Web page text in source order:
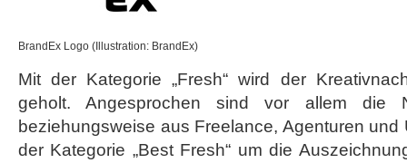
BrandEx Logo (Illustration: BrandEx)
Mit der Kategorie „Fresh“ wird der
geholt. Angesprochen sind vor allem die
beziehungsweise aus Freelance, Agenturen
der Kategorie „Best Fresh“ um die